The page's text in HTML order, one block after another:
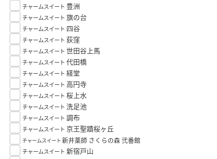
チャームスイート 豊洲
チャームスイート 旗の台
チャームスイート 四谷
チャームスイート 荻窪
チャームスイート 世田谷上馬
チャームスイート 代田橋
チャームスイート 経堂
チャームスイート 高円寺
チャームスイート 桜上水
チャームスイート 洗足池
チャームスイート 調布
チャームスイート 京王聖蹟桜ヶ丘
チャームスイート 新井薬師 さくらの森 弐番館
チャームスイート 新宿戸山